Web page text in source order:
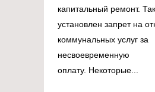
капитальный ремонт.
установлен запрет на
коммунальных услуг за
несвоевременную
оплату. Некоторые...